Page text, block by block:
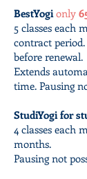
BestYogionly
5 classes each
contract period.
before renewal.
Extends
time. Pausing
StudiYogi for
4 classes each
months.
Pausing not